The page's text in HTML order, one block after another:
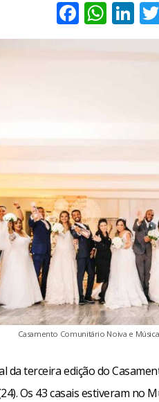
Casamento Comunitário Noiva e
da terceira edição do
Os 43 casais estiveram no